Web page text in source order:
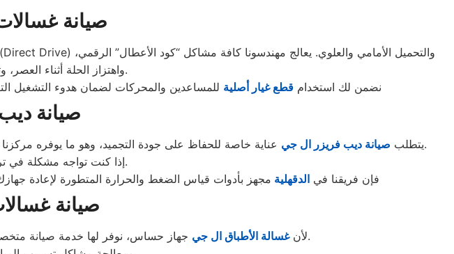
صيانة
واهتزاز الحلة أثناء العصر، وتلف طلمبات الصرف أو الصمامات.
نضمن لك استخدامقطع غيار أصلية للمساعدين والمحركات لضمان هدوء التشغيل
صيانة
يتطلب صيانة ديب فريزر ال جي
عناية خاصة للحفاظ على جودة التجميد، وهو ما يوفره مركزنا عبر فحص دقيق للكاوتش المحيط بالأبواب، وفحص كفاءة المروحة والتايمر المسؤول عن إذابة الثلوج.
إذا كنت تواجه مشكلة في تراكم الثلج أو توقف التبريد المفاجئ.
فإن فريقنا في الدقهلية مجهز بأدوات قياس الضغط والحرارة المتطورة لإعادة جهازك للعمل بكفاءة 100% في نفس اليوم، مع توفير قطع غيار
صيانة
لأنغسالة الأطباق ال جي
جهاز حساس، نوفر لها خدمة صيانة متخصصة تشمل تنظيف دورات المياه، إصلاح أعطال الرشاشات العلوية والسفلية.